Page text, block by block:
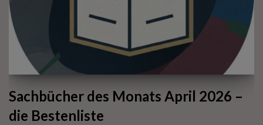
Sachbücher des Monats April 2026 –
die Bestenliste